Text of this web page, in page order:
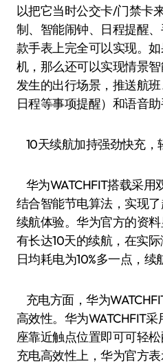
以把它当时公交卡/门禁卡
制、智能闹钟、日程提醒
款手表上完全可以实现。
机，那么还可以实现情景
发生的出行场景，推送航
日程等事项提醒）和语音助
10天续航加持强劲快充，
华为WATCHFIT搭载采用
结合智能节电算法，实现
续航体验。华为官方的资
有长达10天的续航，在实际
日均耗电为10%多一点，续
充电方面，华为
高效性。华为WATCHFIT
座靠近触点位置即可可轻
充电高效性上，华为官方